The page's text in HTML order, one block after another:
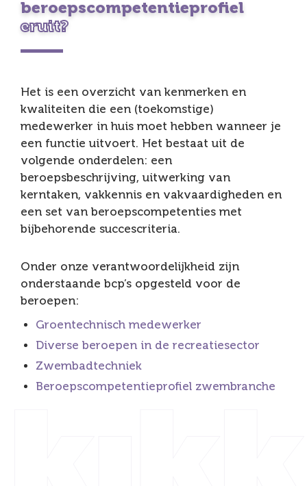
beroepscompetentieprofiel
eruit?
Het is een overzicht van kenmerken en
kwaliteiten die een (toekomstige)
medewerker in huis moet hebben wanneer je
een functie uitvoert. Het bestaat uit de
volgende onderdelen: een
beroepsbeschrijving, uitwerking van
kerntaken, vakkennis en vakvaardigheden en
een set van beroepscompetenties met
bijbehorende succescriteria.
Onder onze verantwoordelijkheid zijn
onderstaande bcp’s opgesteld voor de
beroepen:
Groentechnisch medewerker
Diverse beroepen in de recreatiesector
Zwembadtechniek
Beroepscompetentieprofiel zwembranche